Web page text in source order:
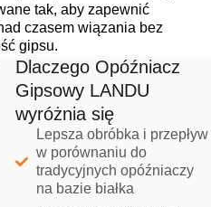
tak, aby zapewnić
czasem wiązania bez
gipsu.
Dlaczego Opóźniacz
Gipsowy LANDU
wyróżnia się
Lepsza obróbka i przepływ
w porównaniu do
tradycyjnych opóźniaczy
na bazie białka